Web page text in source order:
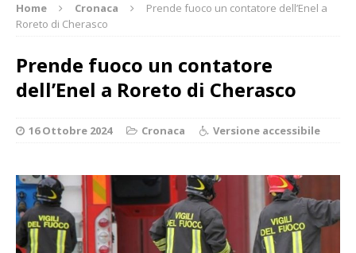
Home Cronaca
Prende fuoco un contatore dell’Enel a
Roreto di Cherasco
Prende fuoco un contatore
dell’Enel a Roreto di Cherasco
16 Ottobre 2024 Cronaca Versione accessibile